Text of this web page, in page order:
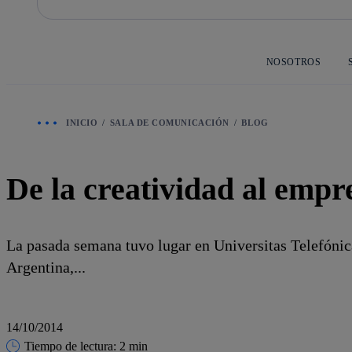
NOSOTROS
INICIO SALA DE COMUNICACIÓN BLOG
De la creatividad al
La pasada semana tuvo lugar en Universitas
Argentina,...
14/10/2014
Tiempo de lectura: 2 min